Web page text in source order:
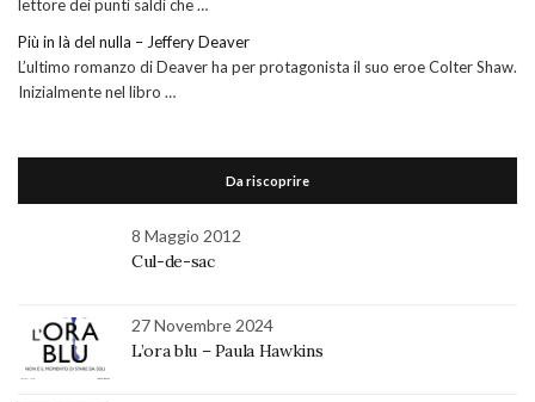
lettore dei punti saldi che …
Più in là del nulla – Jeffery Deaver
L’ultimo romanzo di Deaver ha per protagonista il suo eroe Colter Shaw.
Inizialmente nel libro …
Da riscoprire
8 Maggio 2012
Cul-de-sac
27 Novembre 2024
L’ora blu – Paula Hawkins